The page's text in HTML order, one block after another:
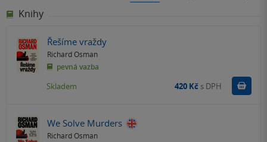
Knihy
Řešíme vraždy
Richard Osman
pevná vazba
Skladem 420 Kč s DPH
We Solve Murders
Richard Osman